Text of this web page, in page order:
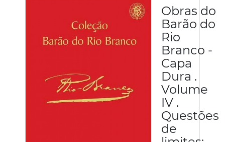
Obras do
Barão do
Rio
Branco -
Capa
Dura .
Volume
IV .
Questões
de